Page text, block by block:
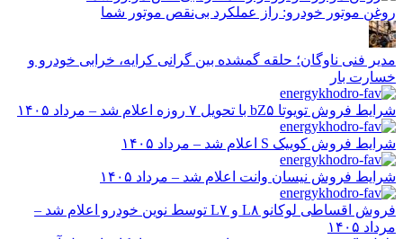
روغن موتور خودرو: راز عملکرد بی‌نقص موتور شما
مدیر فنی ناوگان؛ حلقه گمشده بین گرانی کرایه، خرابی خودرو و
خسارت بار
شرایط فروش تویوتا bZ۵ با تحویل ۷ روزه اعلام شد – مرداد ۱۴۰۵
شرایط فروش کوییک S اعلام شد – مرداد ۱۴۰۵
شرایط فروش نیسان وانت اعلام شد – مرداد ۱۴۰۵
فروش اقساطی لوکانو L۸ و L۷ توسط نوین خودرو اعلام شد –
مرداد ۱۴۰۵